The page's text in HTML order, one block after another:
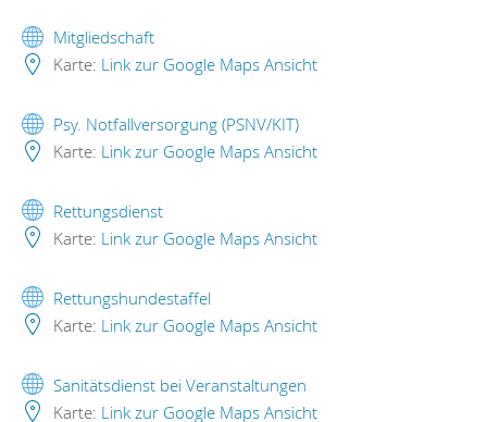
Mitgliedschaft
Karte: Link zur Google Maps Ansicht
Psy. Notfallversorgung (PSNV/KIT)
Karte: Link zur Google Maps Ansicht
Rettungsdienst
Karte: Link zur Google Maps Ansicht
Rettungshundestaffel
Karte: Link zur Google Maps Ansicht
Sanitätsdienst bei Veranstaltungen
Karte: Link zur Google Maps Ansicht